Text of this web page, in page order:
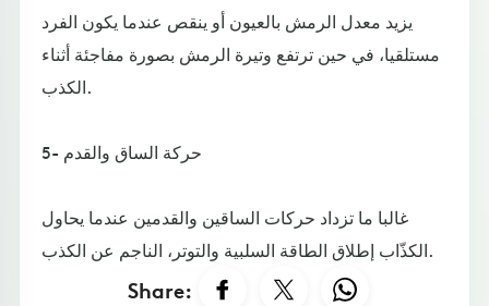
يزيد معدل الرمش بالعيون أو ينقص عندما يكون الفرد
مستلقيا، في حين ترتفع وتيرة الرمش بصورة مفاجئة أثناء
الكذب.
5- حركة الساق والقدم
غالبا ما تزداد حركات الساقين والقدمين عندما يحاول
الكذّاب إطلاق الطاقة السلبية والتوتر، الناجم عن الكذب.
Share: